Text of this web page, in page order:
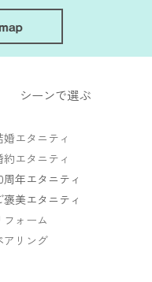
シーンで選ぶ
婚エタニティ
約エタニティ
年エタニティ
美エタニティ
フォーム
アリング